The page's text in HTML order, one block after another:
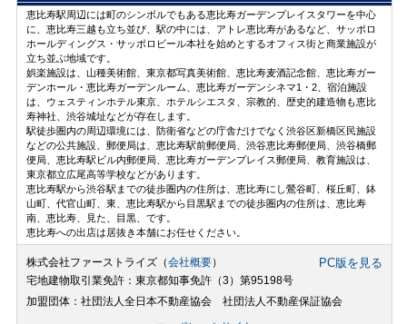
恵比寿駅周辺には町のシンボルでもある恵比寿ガーデンプレイスタワーを中心
に、恵比寿三越も立ち並び、駅の中には、アトレ恵比寿があるなど、サッポロ
ホールディングス・サッポロビール本社を始めとするオフィス街と商業施設が
立ち並ぶ地域です。
娯楽施設は、山種美術館、東京都写真美術館、恵比寿麦酒記念館、恵比寿ガー
デンホール・恵比寿ガーデンルーム、恵比寿ガーデンシネマ1・2、宿泊施設
は、ウェスティンホテル東京、ホテルシエスタ、宗教的、歴史的建造物も恵比
寿神社、渋谷城址などが存在します。
駅徒歩圏内の周辺環境には、防衛省などの庁舎だけでなく渋谷区新橋区民施設
などの公共施設、郵便局は、恵比寿駅前郵便局、渋谷恵比寿郵便局、渋谷橋郵
便局、恵比寿駅ビル内郵便局、恵比寿ガーデンプレイス郵便局、教育施設は、
東京都立広尾高等学校などがあります。
恵比寿駅から渋谷駅までの徒歩圏内の住所は、恵比寿にし鶯谷町、桜丘町、鉢
山町、代官山町、東、恵比寿駅から目黒駅までの徒歩圏内の住所は、恵比寿
南、恵比寿、見た、目黒、です。
恵比寿への出店は居抜き本舗にお任せください。
株式会社ファーストライズ（会社概要） PC版を見る
宅地建物取引業免許：東京都知事免許（3）第95198号
加盟団体：社団法人全日本不動産協会 社団法人不動産保証協会